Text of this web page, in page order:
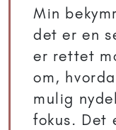
Min
det er en
er rettet
om,
mulig
fokus. Det